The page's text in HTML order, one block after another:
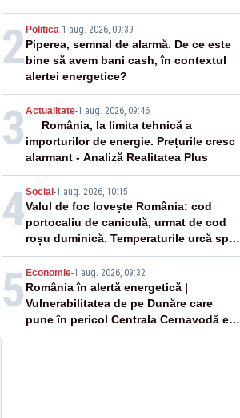
2 Politica-1 aug. 2026, 09:39
Piperea, semnal de alarmă. De ce este
bine să avem bani cash, în contextul
alertei energetice?
3 Actualitate-1 aug. 2026, 09:46
România, la limita tehnică a
importurilor de energie. Prețurile cresc
alarmant - Analiză Realitatea Plus
4Social -1 aug. 2026, 10:15
Valul de foc lovește România: cod
portocaliu de caniculă, urmat de cod
roșu duminică. Temperaturile urcă spre
40°C
5 Economie-1 aug. 2026, 09:32
România în alertă energetică |
Vulnerabilitatea de pe Dunăre care
pune în pericol Centrala Cernavodă era